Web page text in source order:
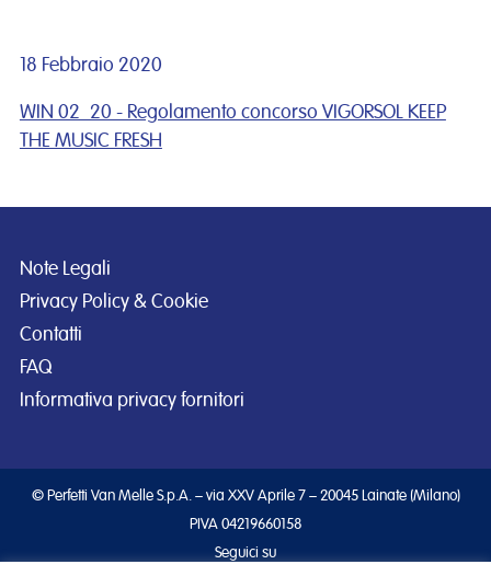
18 Febbraio 2020
WIN 02_20 - Regolamento concorso VIGORSOL KEEP
THE MUSIC FRESH
Note Legali
Privacy Policy & Cookie
Contatti
FAQ
Informativa privacy fornitori
© Perfetti Van Melle S.p.A. – via XXV Aprile 7 – 20045 Lainate (Milano)
PIVA 04219660158
Seguici su